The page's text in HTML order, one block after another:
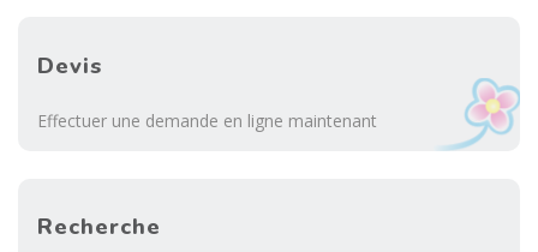
Devis
Effectuer une demande en ligne maintenant
Recherche